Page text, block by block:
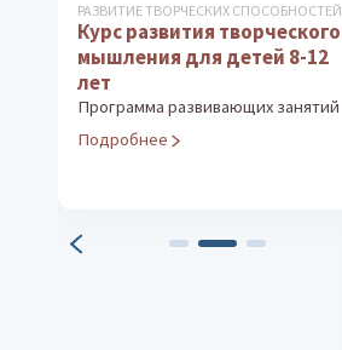
РАЗВИТИЕ ТВОРЧЕСКИХ СПОСОБНОСТЕЙ
Курс развития творческого
мышления для детей 8-12
лет
Программа развивающих занятий
Подробнее